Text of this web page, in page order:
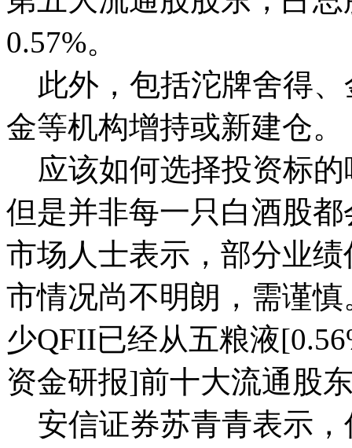
0.57%。
此外，包括沱牌舍得、
金等机构增持或新建仓。
应该如何选择投资标的
但是并非每一只白酒股
市场人士表示，部分业
市情况尚不明朗，需谨
少QFII已经从五粮液
资金研报]前十大流通股
安信证券苏青青表示，